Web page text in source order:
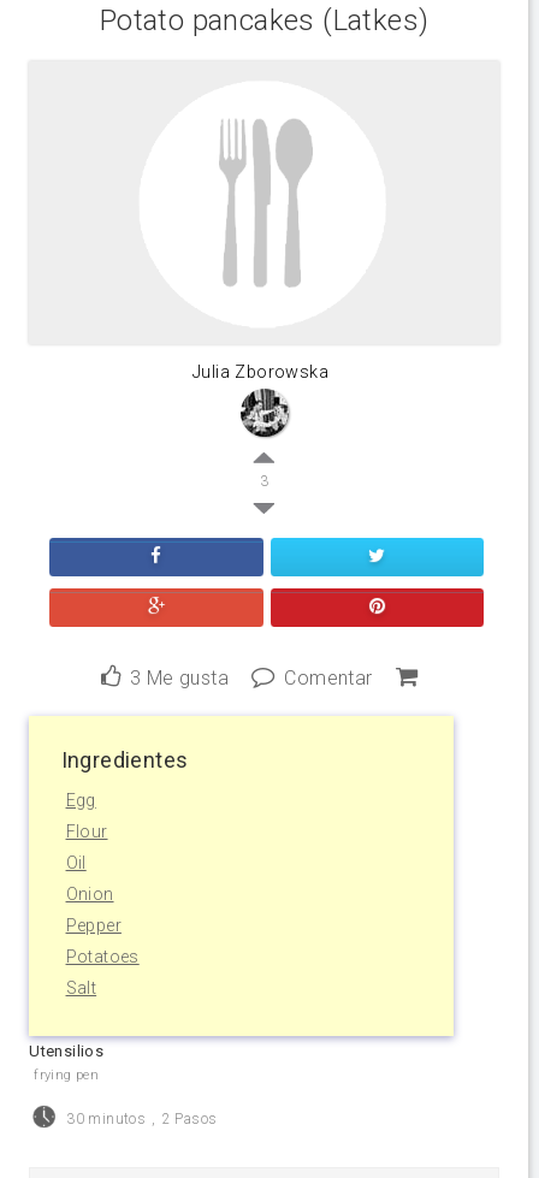
Potato pancakes (Latkes)
Julia Zborowska
3
3 Me gusta Comentar
Ingredientes
Egg
Flour
Oil
Onion
Pepper
Potatoes
Salt
Utensilios
frying pen
30 minutos 2 Pasos